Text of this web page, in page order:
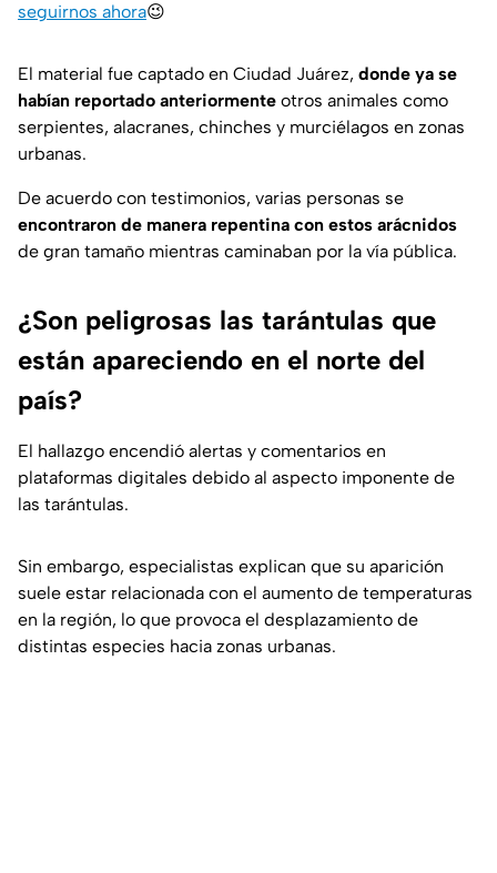
seguirnos ahora😉
El material fue captado en Ciudad Juárez, donde ya se
habían reportado anteriormente otros animales como
serpientes, alacranes, chinches y murciélagos en zonas
urbanas.
De acuerdo con testimonios, varias personas se
encontraron de manera repentina con estos arácnidos
de gran tamaño mientras caminaban por la vía pública.
¿Son peligrosas las tarántulas que
están apareciendo en el norte del
país?
El hallazgo encendió alertas y comentarios en
plataformas digitales debido al aspecto imponente de
las tarántulas.
Sin embargo, especialistas explican que su aparición
suele estar relacionada con el aumento de temperaturas
en la región, lo que provoca el desplazamiento de
distintas especies hacia zonas urbanas.